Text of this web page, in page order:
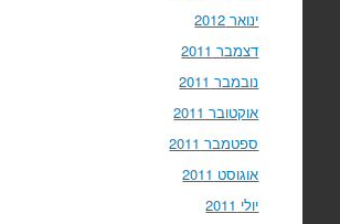
ינואר 2012
דצמבר 2011
נובמבר 2011
אוקטובר 2011
ספטמבר 2011
אוגוסט 2011
יולי 2011